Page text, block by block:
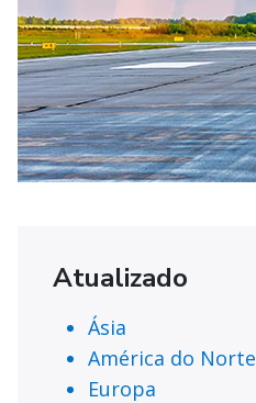
Atualizado
Ásia
América do Norte
Europa